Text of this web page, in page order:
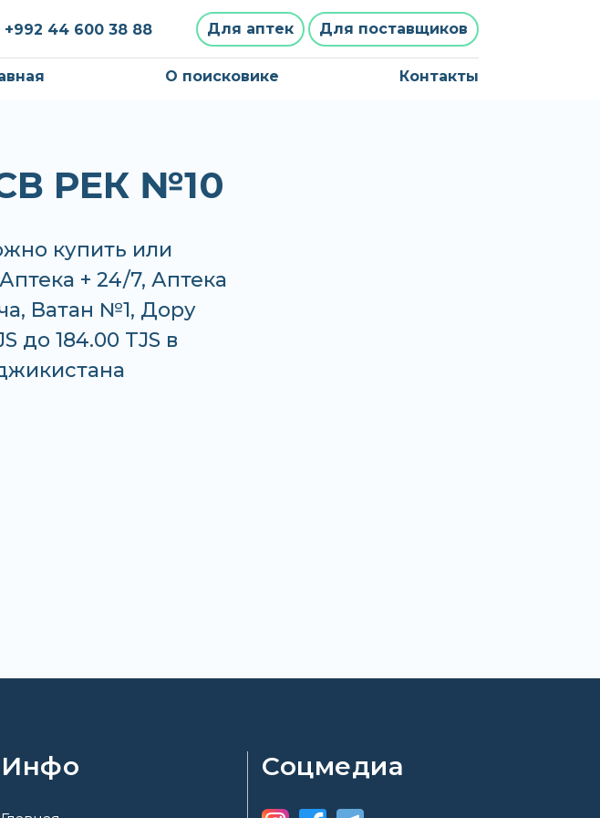
+992 44 600 38 88 Для аптек Для поставщиков
О поисковике Контакты
РЕК №10
купить или
+ 24/7, Аптека
Ватан №1, Дору
до 184.00 TJS в
Инфо Соцмедиа